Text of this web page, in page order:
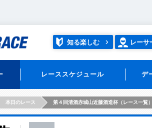
知る楽しむ レーサ
レーススケジュール デ
本日のレース 第４回清酒赤城山近藤酒造杯（レース一覧